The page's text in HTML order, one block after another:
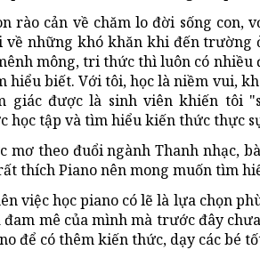
rào cản về chăm lo đời sống con,
về những khó khăn khi đến trường
mông, tri thức thì luôn có nhiều
hiểu biết. Với tôi, học là niềm vui,
giác được là sinh viên khiến tôi
học tập và tìm hiểu kiến thức thực
mơ theo đuổi ngành Thanh nhạc,
thích Piano nên mong muốn tìm
việc học piano có lẽ là lựa chọn
đam mê của mình mà trước đây
để có thêm kiến thức, dạy các bé